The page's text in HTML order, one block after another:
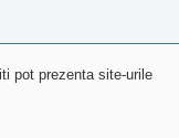
pot prezenta site-urile